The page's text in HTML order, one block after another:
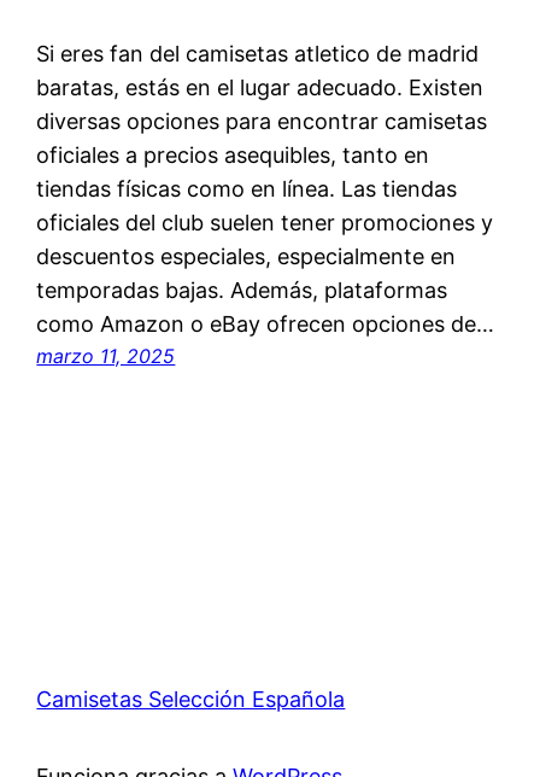
Si eres fan del camisetas atletico de madrid
baratas, estás en el lugar adecuado. Existen
diversas opciones para encontrar camisetas
oficiales a precios asequibles, tanto en
tiendas físicas como en línea. Las tiendas
oficiales del club suelen tener promociones y
descuentos especiales, especialmente en
temporadas bajas. Además, plataformas
como Amazon o eBay ofrecen opciones de…
marzo 11, 2025
Camisetas Selección Española